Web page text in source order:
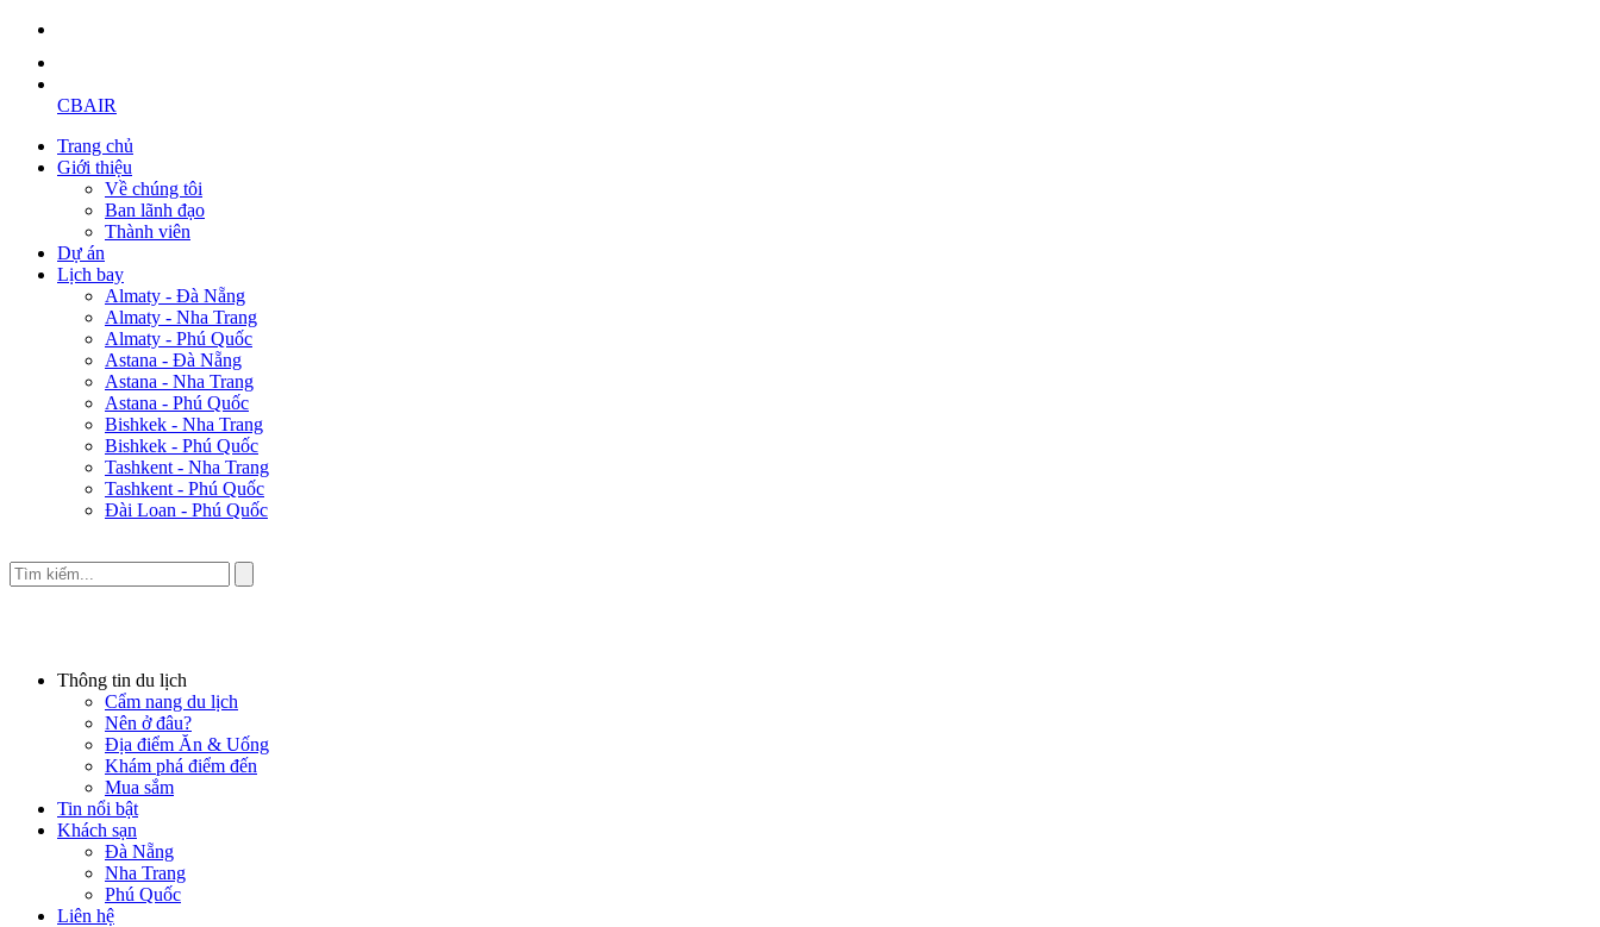
CBAIR
Trang chủ
Giới thiệu
Về chúng tôi
Ban lãnh đạo
Thành viên
Dự án
Lịch bay
Almaty - Đà Nẵng
Almaty - Nha Trang
Almaty - Phú Quốc
Astana - Đà Nẵng
Astana - Nha Trang
Astana - Phú Quốc
Bishkek - Nha Trang
Bishkek - Phú Quốc
Tashkent - Nha Trang
Tashkent - Phú Quốc
Đài Loan - Phú Quốc
Thông tin du lịch
Cẩm nang du lịch
Nên ở đâu?
Địa điểm Ăn & Uống
Khám phá điểm đến
Mua sắm
Tin nổi bật
Khách sạn
Đà Nẵng
Nha Trang
Phú Quốc
Liên hệ